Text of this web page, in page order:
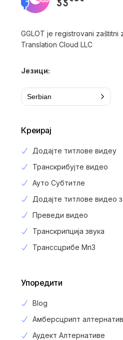
GGLOT je registrovani zaštitni
Translation Cloud LLC
Језици:
Serbian
Креирај
Додајте титлове видеу
Транскрибујте видео
Ауто Субтитле
Додајте титлове видео
Преведи видео
Транскрипција звука
Транссцрибе Мп3
Упоредити
Blog
Амберсцрипт
Аудект Алтернативе